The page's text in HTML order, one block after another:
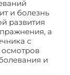
и болезнь
развития
а
с
и